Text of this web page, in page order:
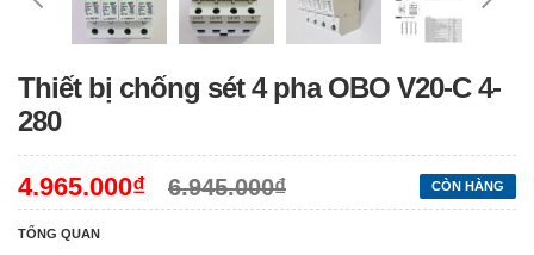
Thiết bị chống sét 4 pha OBO V20-C 4-
280
CÒN HÀNG
4.965.000₫ 6.945.000₫
TỔNG QUAN